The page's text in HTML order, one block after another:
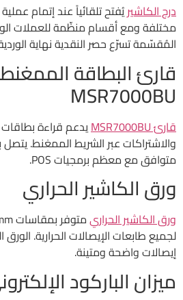
درج الكاشيريُفتح تلقائياً عند إتمام
مختلفة ومع أقسام منظّمة للعملات
المُقسّمة تسرّع حصر النقدية نهاية
قارئ البطاقة
MSR7000BU
قارئ MSR7000BU
يدعم قراءة بطاقات
متوافق مع معظم برمجيات POS.
ورق الكاشير الحراري
ورق الكاشير الحراري
لجميع طابعات الإيصالات الحرارية. الورق
إيصالات واضحة ومتينة.
ميزان الباركود